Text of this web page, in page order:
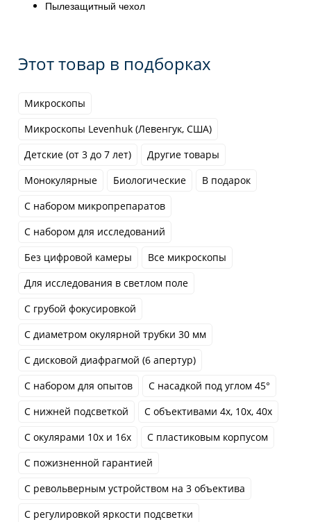
Пылезащитный чехол
Этот товар в подборках
Микроскопы
Микроскопы Levenhuk (Левенгук, США)
Детские (от 3 до 7 лет)
Другие товары
Монокулярные
Биологические
В подарок
С набором микропрепаратов
С набором для исследований
Без цифровой камеры
Все микроскопы
Для исследования в светлом поле
С грубой фокусировкой
С диаметром окулярной трубки 30 мм
С дисковой диафрагмой (6 апертур)
С набором для опытов
С насадкой под углом 45°
С нижней подсветкой
С объективами 4x, 10x, 40x
С окулярами 10x и 16x
С пластиковым корпусом
С пожизненной гарантией
С револьверным устройством на 3 объектива
С регулировкой яркости подсветки